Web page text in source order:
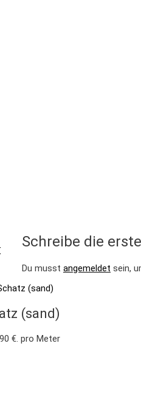
Schreibe die
Du musst angemeldet sein,
(sand)
€. pro Meter